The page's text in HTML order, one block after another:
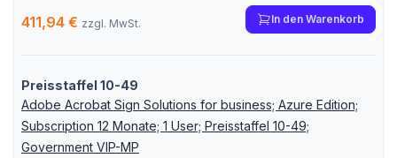
411,94 € zzgl. MwSt. In den Warenkorb
Preisstaffel 10-49
Adobe Acrobat Sign Solutions for business; Azure Edition;
Subscription 12 Monate; 1 User; Preisstaffel 10-49;
Government VIP-MP